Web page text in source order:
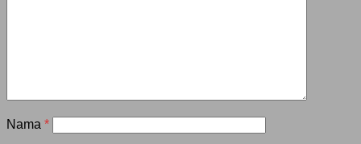
Nama *